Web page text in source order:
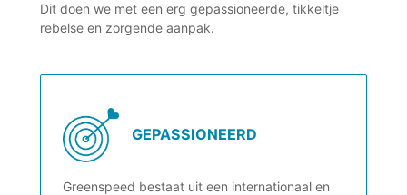
Dit doen we met een erg gepassioneerde, tikkeltje
rebelse en zorgende aanpak.
GEPASSIONEERD
Greenspeed bestaat uit een internationaal en